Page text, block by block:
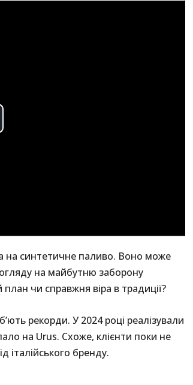
на синтетичне паливо. Воно може
на майбутню заборону
чи справжня віра в традиції?
рекорди. У 2024 році реалізували
на Urus. Схоже, клієнти поки не
італійського бренду.